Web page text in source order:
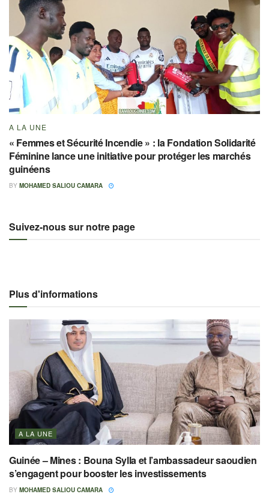
A LA UNE
« Femmes et Sécurité Incendie » : la Fondation Solidarité
Féminine lance une initiative pour protéger les marchés
guinéens
BY MOHAMED SALIOU CAMARA
Suivez-nous sur notre page
Plus d'informations
A LA UNE
Guinée – Mines : Bouna Sylla et l’ambassadeur saoudien
s’engagent pour booster les investissements
BY MOHAMED SALIOU CAMARA